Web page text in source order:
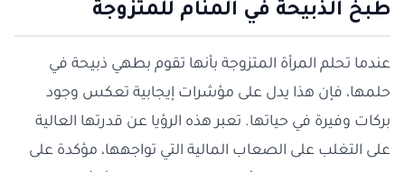
طبخ الذبيحة في المنام للمتزوجة
عندما تحلم المرأة المتزوجة بأنها تقوم بطهي ذبيحة في
حلمها، فإن هذا يدل على مؤشرات إيجابية تعكس وجود
بركات وفيرة في حياتها. تعبر هذه الرؤيا عن قدرتها العالية
على التغلب على الصعاب المالية التي تواجهها، مؤكدة على